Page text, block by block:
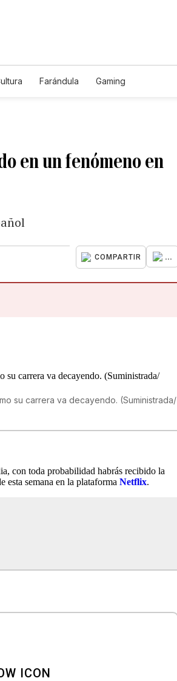
Farándula Gaming
en un fenómeno en
COMPARTIR ...
su carrera va decayendo. (Suministrada/
con toda probabilidad habrás recibido la
esta semana en la plataformaNetflix.